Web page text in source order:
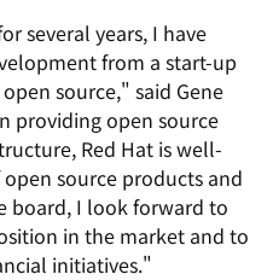
several years, I have
from a start-up
source," said Gene
providing open source
Red Hat is well-
source products and
board, I look forward to
in the market and to
initiatives."